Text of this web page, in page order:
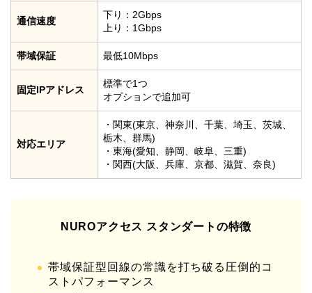
通信速度
下り：2Gbps
上り：1Gbps
帯域保証 最低10Mbps
固定IPアドレス
標準で1つ
オプションで追加可
対応エリア
・関東(東京、神奈川、千葉、埼玉、茨城、
栃木、群馬)
・東海(愛知、静岡、岐阜、三重)
・関西(大阪、兵庫、京都、滋賀、奈良)
NUROアクセス スタンダートの特徴
帯域保証型回線の常識を打ち破る圧倒的コ
ストパフォーマンス